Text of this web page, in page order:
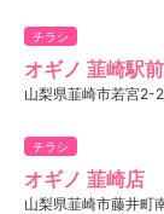
チラシ
オギノ 韮崎駅
山梨県韮崎市若宮2-
チラシ
オギノ 韮崎店
山梨県韮崎市藤井町